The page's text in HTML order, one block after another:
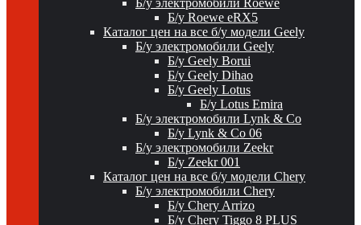
Б/у электромобили Roewe
Б/у Roewe eRX5
Каталог цен на все б/у модели Geely
Б/у электромобили Geely
Б/у Geely Borui
Б/у Geely Dihao
Б/у Geely Lotus
Б/у Lotus Emira
Б/у электромобили Lynk & Co
Б/у Lynk & Co 06
Б/у электромобили Zeekr
Б/у Zeekr 001
Каталог цен на все б/у модели Chery
Б/у электромобили Chery
Б/у Chery Arrizo
Б/у Chery Tiggo 8 PLUS